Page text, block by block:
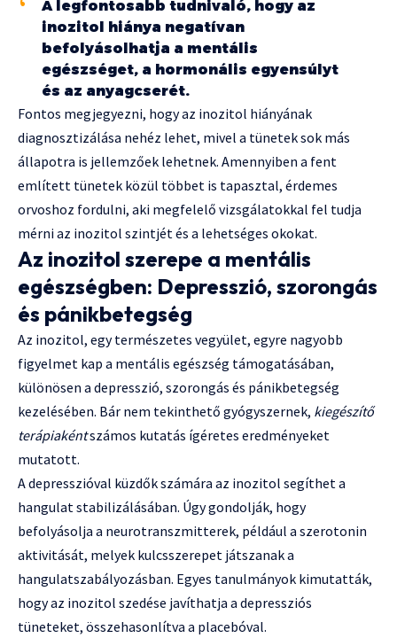
A legfontosabb tudnivaló, hogy az
inozitol hiánya negatívan
befolyásolhatja a mentális
egészséget, a hormonális egyensúlyt
és az anyagcserét.
Fontos megjegyezni, hogy az inozitol hiányának
diagnosztizálása nehéz lehet, mivel a tünetek sok más
állapotra is jellemzőek lehetnek. Amennyiben a fent
említett tünetek közül többet is tapasztal, érdemes
orvoshoz fordulni, aki megfelelő vizsgálatokkal fel tudja
mérni az inozitol szintjét és a lehetséges okokat.
Az inozitol szerepe a mentális
egészségben: Depresszió, szorongás
és pánikbetegség
Az inozitol, egy természetes vegyület, egyre nagyobb
figyelmet kap a mentális egészség támogatásában,
különösen a depresszió, szorongás és pánikbetegség
kezelésében. Bár nem tekinthető gyógyszernek, kiegészítő
terápiakéntszámos kutatás ígéretes eredményeket
mutatott.
A depresszióval küzdők számára az inozitol segíthet a
hangulat stabilizálásában. Úgy gondolják, hogy
befolyásolja a neurotranszmitterek, például a szerotonin
aktivitását, melyek kulcsszerepet játszanak a
hangulatszabályozásban. Egyes tanulmányok kimutatták,
hogy az inozitol szedése javíthatja a depressziós
tüneteket, összehasonlítva a placebóval.